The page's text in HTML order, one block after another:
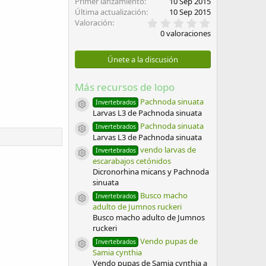
Última actualización
10 Sep 2015
Valoración
,
0
s
0 valoraciones
Únete a la discusión
Más recursos de lopo
Icono del recurso
Invertebrados Pachnoda sinuata
Larvas L3 de Pachnoda sinuata
Icono del recurso
Invertebrados Pachnoda sinuata
Larvas L3 de Pachnoda sinuata
Icono del recurso
Invertebrados vendo larvas de
escarabajos cetónidos
Dicronorhina micans y Pachnoda
sinuata
Icono del recurso
Invertebrados Busco macho
adulto de Jumnos ruckeri
Busco macho adulto de Jumnos
ruckeri
Icono del recurso
Invertebrados Vendo pupas de
Samia cynthia
Vendo pupas de Samia cynthia a